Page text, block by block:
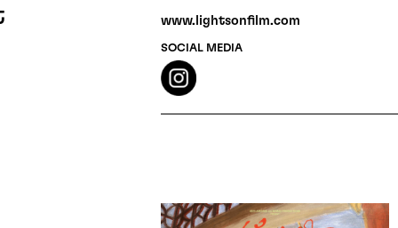
www.lightsonfilm.com
SOCIAL MEDIA